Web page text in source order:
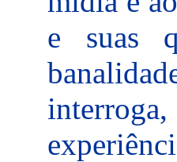
e suas